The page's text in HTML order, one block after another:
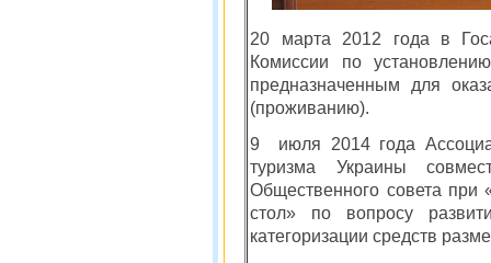
20 марта 2012 года в
Комиссии по
предназначенным для
(проживанию).
9 июля 2014 года
туризма Украины
Общественного совета при
стол» по вопросу
категоризации средств